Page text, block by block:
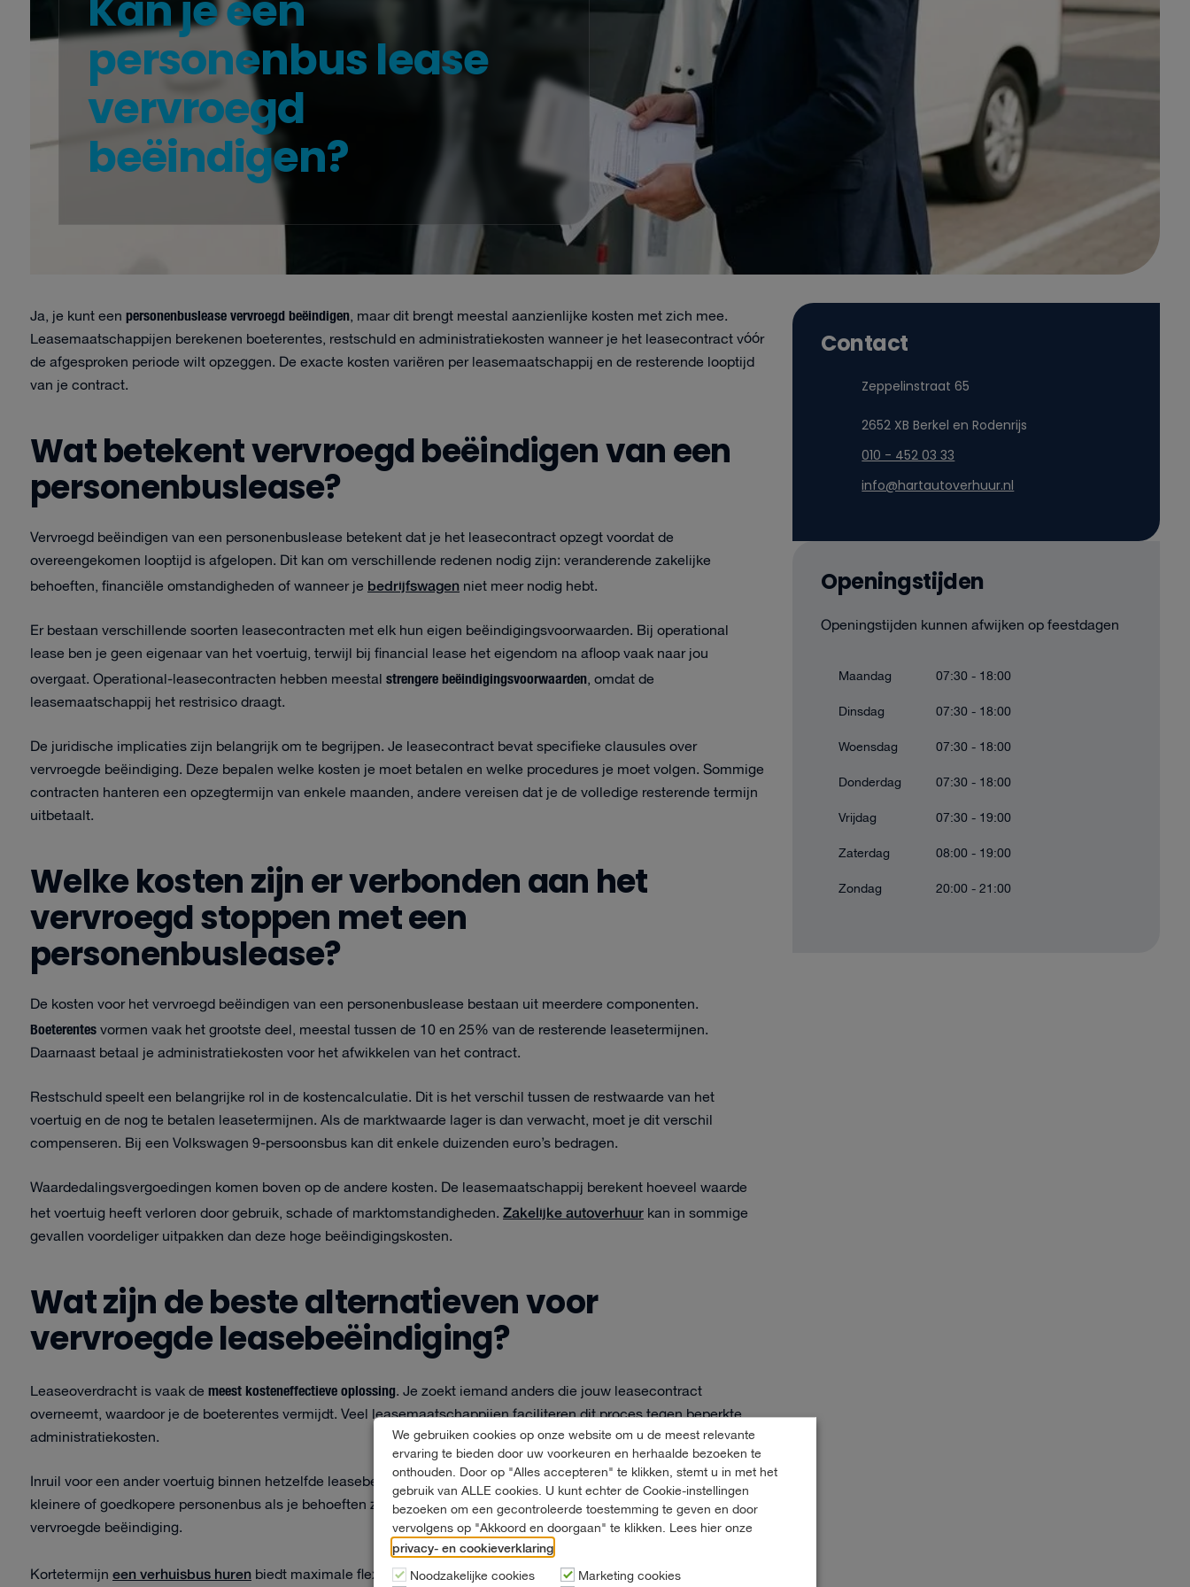
personenbus lease
vervroegd
beëindigen?
Ja, je kunt een personenbuslease vervroegd beëindigen, maar dit brengt meestal aanzienlijke kosten met zich mee.
Leasemaatschappijen berekenen boeterentes, restschuld en administratiekosten wanneer je het leasecontract vóór
de afgesproken periode wilt opzeggen. De exacte kosten variëren per leasemaatschappij en de resterende looptijd
van je contract.
Wat betekent vervroegd beëindigen van een
personenbuslease?
Vervroegd beëindigen van een personenbuslease betekent dat je het leasecontract opzegt voordat de
overeengekomen looptijd is afgelopen. Dit kan om verschillende redenen nodig zijn: veranderende zakelijke
behoeften, financiële omstandigheden of wanneer je bedrijfswagen niet meer nodig hebt.
Er bestaan verschillende soorten leasecontracten met elk hun eigen beëindigingsvoorwaarden. Bij operational
lease ben je geen eigenaar van het voertuig, terwijl bij financial lease het eigendom na afloop vaak naar jou
overgaat. Operational-leasecontracten hebben meestal strengere beëindigingsvoorwaarden, omdat de
leasemaatschappij het restrisico draagt.
De juridische implicaties zijn belangrijk om te begrijpen. Je leasecontract bevat specifieke clausules over
vervroegde beëindiging. Deze bepalen welke kosten je moet betalen en welke procedures je moet volgen. Sommige
contracten hanteren een opzegtermijn van enkele maanden, andere vereisen dat je de volledige resterende termijn
uitbetaalt.
Welke kosten zijn er verbonden aan het
vervroegd stoppen met een
personenbuslease?
De kosten voor het vervroegd beëindigen van een personenbuslease bestaan uit meerdere componenten.
Boeterentesvormen vaak het grootste deel, meestal tussen de 10 en 25% van de resterende leasetermijnen.
Daarnaast betaal je administratiekosten voor het afwikkelen van het contract.
Restschuld speelt een belangrijke rol in de kostencalculatie. Dit is het verschil tussen de restwaarde van het
voertuig en de nog te betalen leasetermijnen. Als de marktwaarde lager is dan verwacht, moet je dit verschil
compenseren. Bij een Volkswagen 9-persoonsbus kan dit enkele duizenden euro’s bedragen.
Waardedalingsvergoedingen komen boven op de andere kosten. De leasemaatschappij berekent hoeveel waarde
het voertuig heeft verloren door gebruik, schade of marktomstandigheden. Zakelijke autoverhuur kan in sommige
gevallen voordeliger uitpakken dan deze hoge beëindigingskosten.
Wat zijn de beste alternatieven voor
vervroegde leasebeëindiging?
Leaseoverdracht is vaak de meest kosteneffectieve oplossing. Je zoekt iemand anders die jouw leasecontract
overneemt, waardoor je de boeterentes vermijdt. Veel leasemaatschappijen faciliteren dit proces tegen beperkte
administratiekosten.
Inruil voor een ander voertuig binnen hetzelfde leasebedrijf kan ook voordelig zijn. Je kunt overstappen naar een
kleinere of goedkopere personenbus als je behoeften zijn veranderd. Dit vermindert vaak de financiële impact van
vervroegde beëindiging.
Kortetermijn een verhuisbus huren biedt maximale flexibiliteit voor bedrijven die onzeker zijn over hun toekomstige
Contact
Zeppelinstraat 65
2652 XB Berkel en Rodenrijs
010 - 452 03 33
info@hartautoverhuur.nl
Openingstijden
Openingstijden kunnen afwijken op feestdagen
Maandag
07:30 - 18:00
Dinsdag
07:30 - 18:00
Woensdag
07:30 - 18:00
Donderdag
07:30 - 18:00
Vrijdag
07:30 - 19:00
Zaterdag
08:00 - 19:00
Zondag
20:00 - 21:00
We gebruiken cookies op onze website om u de meest relevante
ervaring te bieden door uw voorkeuren en herhaalde bezoeken te
onthouden. Door op "Alles accepteren" te klikken, stemt u in met het
gebruik van ALLE cookies. U kunt echter de Cookie-instellingen
bezoeken om een gecontroleerde toestemming te geven en door
vervolgens op "Akkoord en doorgaan" te klikken. Lees hier onze
privacy- en cookieverklaring
Noodzakelijke cookies
Marketing cookies